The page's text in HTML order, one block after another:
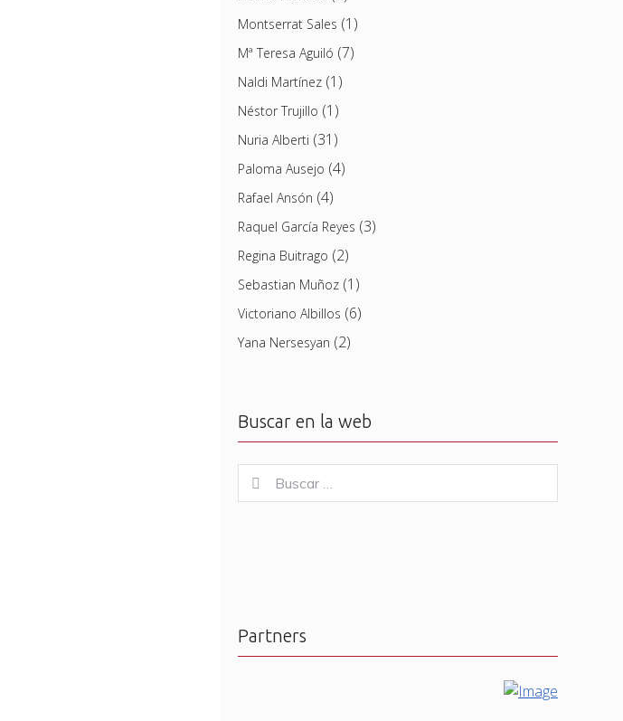
Montserrat Sales (1)
Mª Teresa Aguiló (7)
Naldi Martínez(1)
Néstor Trujillo (1)
Nuria Alberti (31)
Paloma Ausejo (4)
Rafael Ansón (4)
Raquel García Reyes (3)
Regina Buitrago (2)
Sebastian Muñoz(1)
Victoriano Albillos (6)
Yana Nersesyan (2)
Buscar en la web
for:
Buscar
Partners